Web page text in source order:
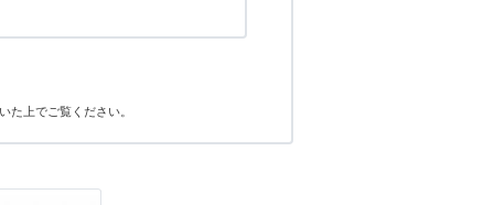
た上でご覧ください。